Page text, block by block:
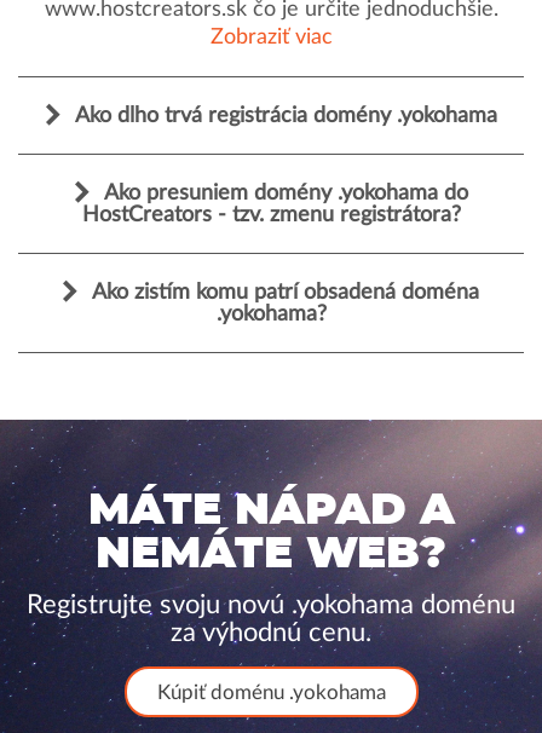
www.hostcreators.sk čo je určite jednoduchšie.
Zobraziť viac
Ako dlho trvá registrácia domény .yokohama
Ako presuniem domény .yokohama do
HostCreators - tzv. zmenu registrátora?
Ako zistím komu patrí obsadená doména
.yokohama?
MÁTE NÁPAD A
NEMÁTE WEB?
Registrujte svoju novú .yokohama doménu
za výhodnú cenu.
Kúpiť doménu .yokohama